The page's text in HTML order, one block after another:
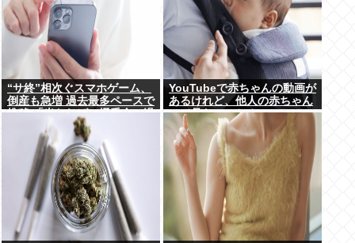
“サ終”相次ぐスマホゲーム、
倒産も急増 過去最多ペースで
推移 「当たれば一攫千金」過
去の時代に
YouTubeで赤ちゃんの動画が
あるけれど、他人の赤ちゃん
って見たいのか？